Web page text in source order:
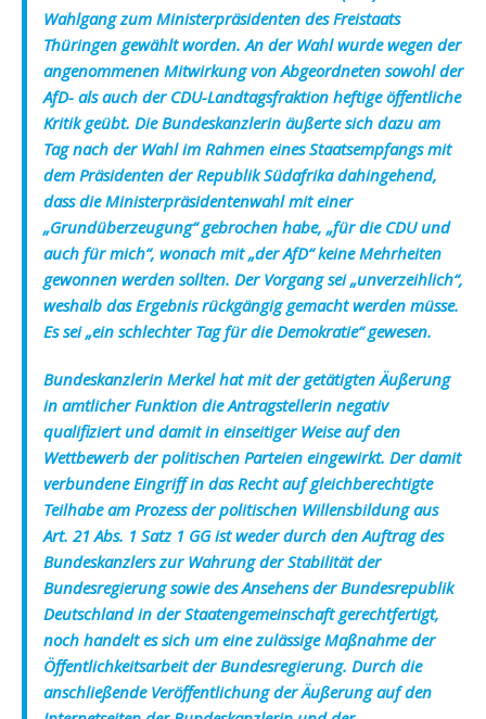
Wahlgang zum Ministerpräsidenten des Freistaats
Thüringen gewählt worden. An der Wahl wurde wegen der
angenommenen Mitwirkung von Abgeordneten sowohl der
AfD- als auch der CDU-Landtagsfraktion heftige öffentliche
Kritik geübt. Die Bundeskanzlerin äußerte sich dazu am
Tag nach der Wahl im Rahmen eines Staatsempfangs mit
dem Präsidenten der Republik Südafrika dahingehend,
dass die Ministerpräsidentenwahl mit einer
„Grundüberzeugung“ gebrochen habe, „für die CDU und
auch für mich“, wonach mit „der AfD“ keine Mehrheiten
gewonnen werden sollten. Der Vorgang sei „unverzeihlich“,
weshalb das Ergebnis rückgängig gemacht werden müsse.
Es sei „ein schlechter Tag für die Demokratie“ gewesen.
Bundeskanzlerin Merkel hat mit der getätigten Äußerung
in amtlicher Funktion die Antragstellerin negativ
qualifiziert und damit in einseitiger Weise auf den
Wettbewerb der politischen Parteien eingewirkt. Der damit
verbundene Eingriff in das Recht auf gleichberechtigte
Teilhabe am Prozess der politischen Willensbildung aus
Art. 21 Abs. 1 Satz 1 GG ist weder durch den Auftrag des
Bundeskanzlers zur Wahrung der Stabilität der
Bundesregierung sowie des Ansehens der Bundesrepublik
Deutschland in der Staatengemeinschaft gerechtfertigt,
noch handelt es sich um eine zulässige Maßnahme der
Öffentlichkeitsarbeit der Bundesregierung. Durch die
anschließende Veröffentlichung der Äußerung auf den